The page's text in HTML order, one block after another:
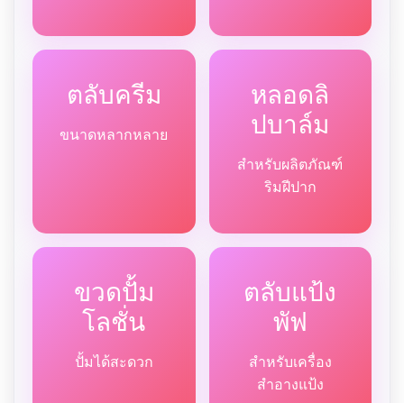
ตลับครีม
ขนาดหลากหลาย
หลอดลิ
ปบาล์ม
สำหรับผลิตภัณฑ์
ริมฝีปาก
ขวดปั้ม
โลชั่น
ปั้มได้สะดวก
ตลับแป้ง
พัฟ
สำหรับเครื่อง
สำอางแป้ง